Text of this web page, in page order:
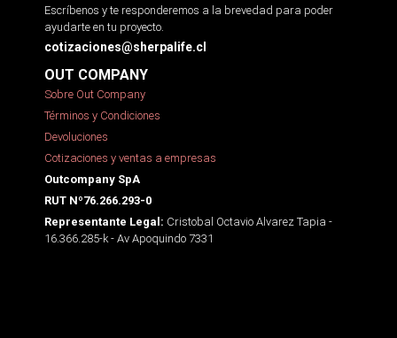
Escríbenos y te responderemos a la brevedad para poder
ayudarte en tu proyecto.
cotizaciones@sherpalife.cl
OUT COMPANY
Sobre Out Company
Términos y Condiciones
Devoluciones
Cotizaciones y ventas a empresas
Outcompany SpA
RUT Nº76.266.293-0
Representante Legal: Cristobal Octavio Alvarez Tapia -
16.366.285-k - Av Apoquindo 7331